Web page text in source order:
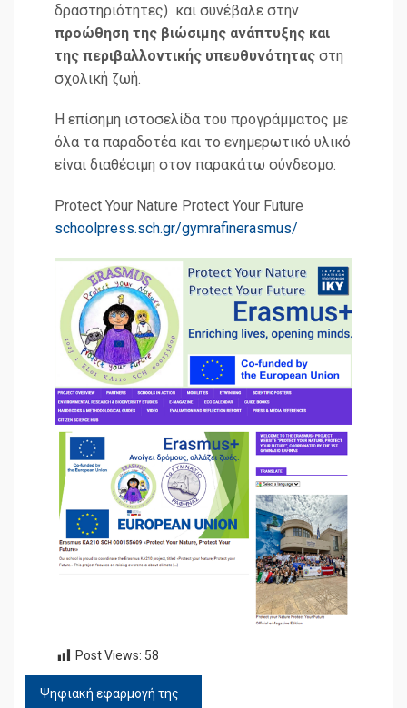
δραστηριότητες) και συνέβαλε στην
προώθηση της βιώσιμης ανάπτυξης και
της περιβαλλοντικής υπευθυνότητας στη
σχολική ζωή.
Η επίσημη ιστοσελίδα του προγράμματος με
όλα τα παραδοτέα και το ενημερωτικό υλικό
είναι διαθέσιμη στον παρακάτω σύνδεσμο:
Protect Your Nature Protect Your Future
schoolpress.sch.gr/gymrafinerasmus/
Post Views: 58
Ψηφιακή εφαρμογή της